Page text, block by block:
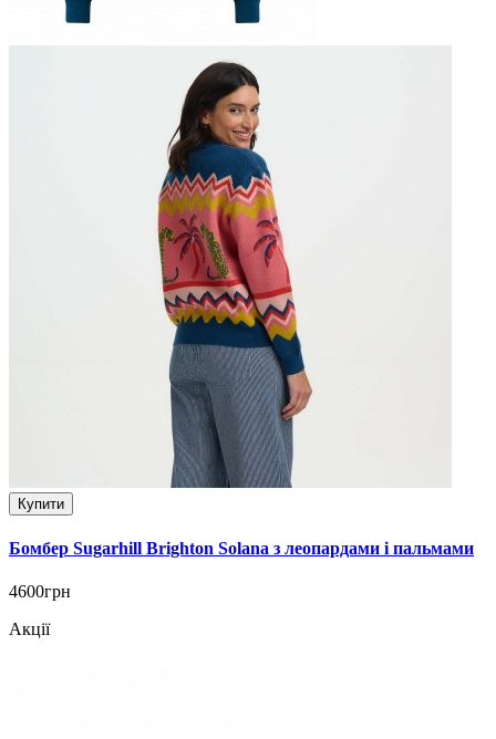
Купити
Бомбер Sugarhill Brighton Solana з леопардами і пальмами
4600грн
Акції